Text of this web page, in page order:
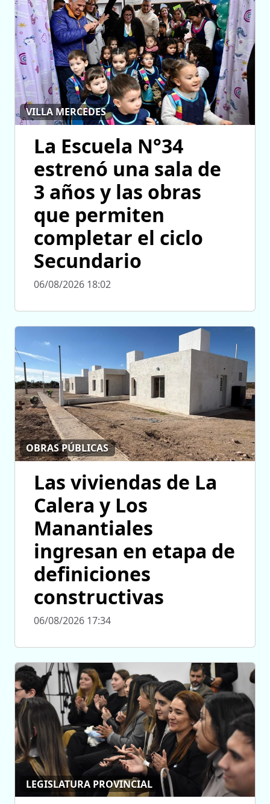
VILLA MERCEDES
La Escuela N°34
estrenó una sala de
3 años y las obras
que permiten
completar el ciclo
Secundario
06/08/2026 18:02
OBRAS PÚBLICAS
Las viviendas de La
Calera y Los
Manantiales
ingresan en etapa de
definiciones
constructivas
06/08/2026 17:34
LEGISLATURA PROVINCIAL